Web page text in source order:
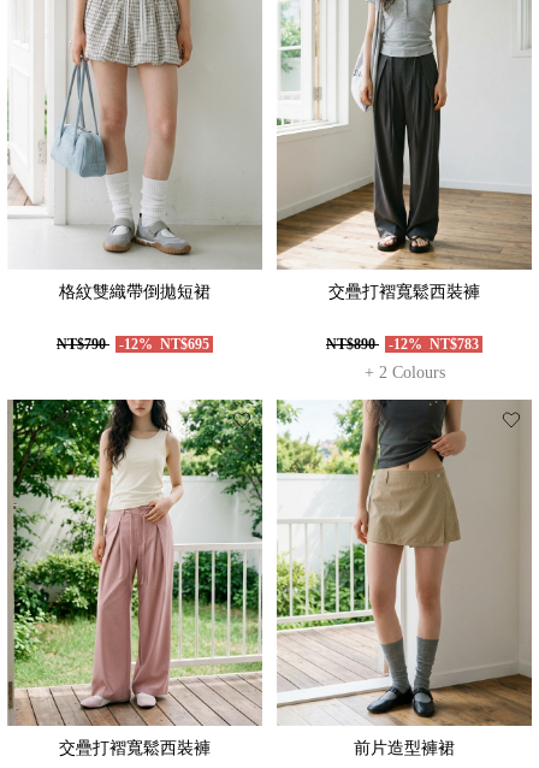
格紋雙織帶倒拋短裙
NT$790 -12% NT$695
交疊打褶寬鬆西裝褲
NT$890 -12% NT$783
+ 2 Colours
交疊打褶寬鬆西裝褲 前片造型褲裙